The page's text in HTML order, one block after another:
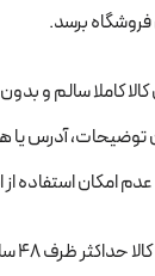
فروشگاه برسد.
کالا کاملا سالم و
آدرس یا
امکان استفاده
۳-